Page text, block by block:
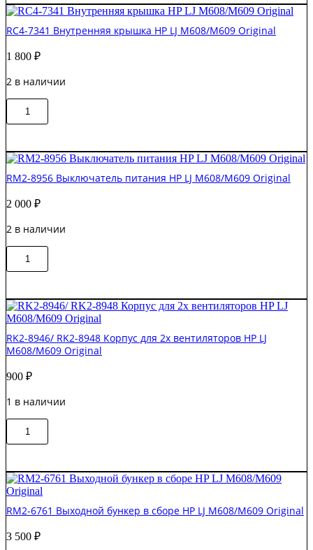
Рама
подачи
бумаги
LJ
Original
RC4-7341 Внутренняя крышка HP LJ M608/M609 Original
1 800 ₽
2 в наличии
Количество
товара
Внутренняя
крышка
HP
M608/M609
RM2-8956 Выключатель питания HP LJ M608/M609 Original
2 000 ₽
2 в наличии
Количество
товара
Выключатель
питания
HP
LJ
M608/M609
RK2-8946/ RK2-8948 Корпус для 2х вентиляторов HP LJ
M608/M609 Original
900 ₽
1 в наличии
Количество
товара
RK2-
8948
Корпус
для
вентиляторов
RM2-6761 Выходной бункер в сборе HP LJ M608/M609 Original
3 500 ₽